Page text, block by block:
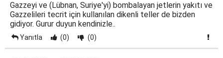
Gazzeyi ve (Lübnan, Suriye'yi) bombalayan jetlerin yakıtı ve
Gazzelileri tecrit için kullanılan dikenli teller de bizden
gidiyor. Gurur duyun kendinizle..
Yanıtla (0) (0)